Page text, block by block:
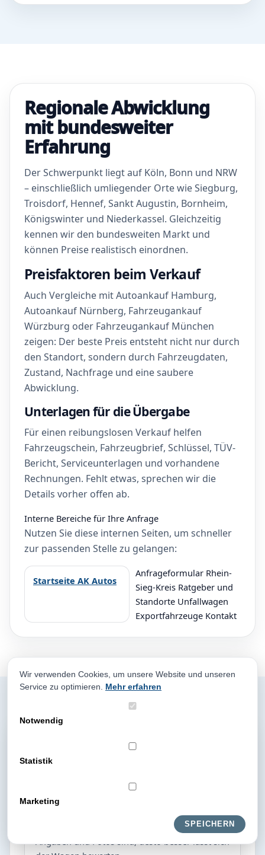
Regionale Abwicklung
mit bundesweiter
Erfahrung
Der Schwerpunkt liegt auf Köln, Bonn und NRW
– einschließlich umliegender Orte wie Siegburg,
Troisdorf, Hennef, Sankt Augustin, Bornheim,
Königswinter und Niederkassel. Gleichzeitig
kennen wir den bundesweiten Markt und
können Preise realistisch einordnen.
Preisfaktoren beim Verkauf
Auch Vergleiche mit Autoankauf Hamburg,
Autoankauf Nürnberg, Fahrzeugankauf
Würzburg oder Fahrzeugankauf München
zeigen: Der beste Preis entsteht nicht nur durch
den Standort, sondern durch Fahrzeugdaten,
Zustand, Nachfrage und eine saubere
Abwicklung.
Unterlagen für die Übergabe
Für einen reibungslosen Verkauf helfen
Fahrzeugschein, Fahrzeugbrief, Schlüssel, TÜV-
Bericht, Serviceunterlagen und vorhandene
Rechnungen. Fehlt etwas, sprechen wir die
Details vorher offen ab.
Interne Bereiche für Ihre Anfrage
Nutzen Sie diese internen Seiten, um schneller
zur passenden Stelle zu gelangen:
Startseite AK Autos
Anfrageformular Rhein-
Sieg-Kreis Ratgeber und
Standorte Unfallwagen
Exportfahrzeuge Kontakt
Fahrzeugverkauf
Wie schnell bekomme ich ein Angebot?
In der Regel melden wir uns zeitnah nach
Eingang der Fahrzeugdaten. Je genauer Ihre
Angaben und Fotos sind, desto besser lässt sich
Wir verwenden Cookies, um unsere Website und unseren
Service zu optimieren. Mehr erfahren
Notwendig
Statistik
Marketing
SPEICHERN